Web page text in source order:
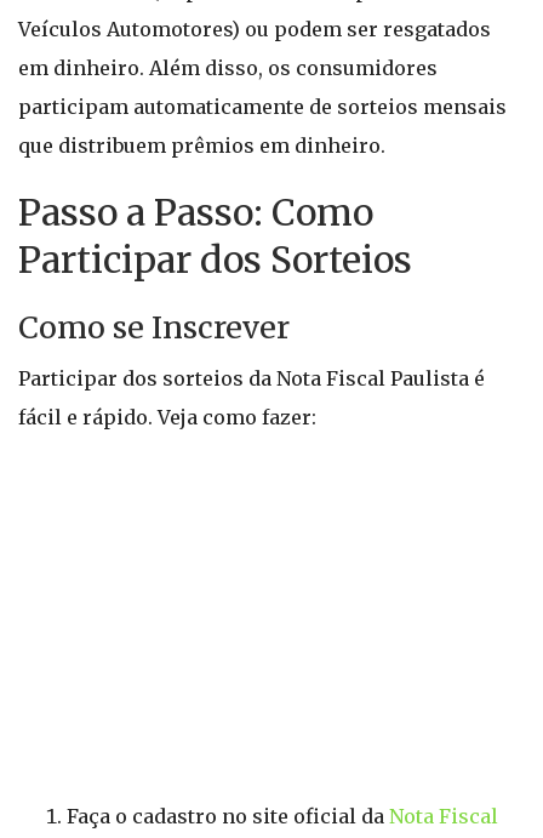
Veículos Automotores) ou podem ser resgatados
em dinheiro. Além disso, os consumidores
participam automaticamente de sorteios mensais
que distribuem prêmios em dinheiro.
Passo a Passo: Como
Participar dos Sorteios
Como se Inscrever
Participar dos sorteios da Nota Fiscal Paulista é
fácil e rápido. Veja como fazer:
Faça o cadastro no site oficial da Nota Fiscal